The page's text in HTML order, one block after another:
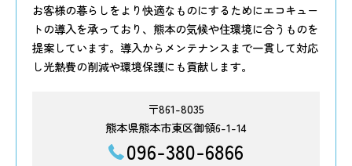
お客様の暮らしをより快適なものにするためにエコキュー
トの導入を承っており、熊本の気候や住環境に合うものを
提案しています。導入からメンテナンスまで一貫して対応
し光熱費の削減や環境保護にも貢献します。
〒861-8035
熊本県熊本市東区御領6-1-14
096-380-6866